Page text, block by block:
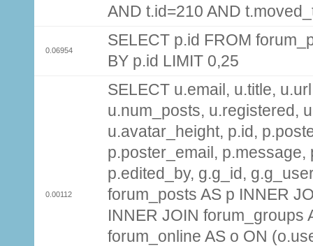
AND t.id=210 AND
0.06954
SELECT p.id FROM
BY p.id LIMIT 0,25
0.00112
SELECT u.email, u.title,
u.num_posts, u.registered,
u.avatar_height, p.id,
p.poster_email,
p.edited_by, g.g_id,
forum_posts AS p INNER
INNER JOIN forum_groups
forum_online AS o ON